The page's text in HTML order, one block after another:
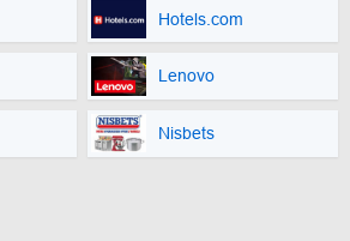
Hotels.com
Lenovo
Nisbets